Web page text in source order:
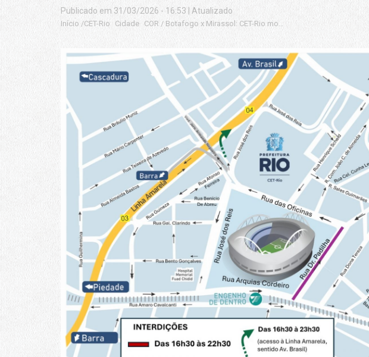
Publicado em 31/03/2026 - 16:53 Atualizado
Início /CET-Rio Cidade COR / Botafogo x Mirassol: CET-Rio monta esquema de trânsito